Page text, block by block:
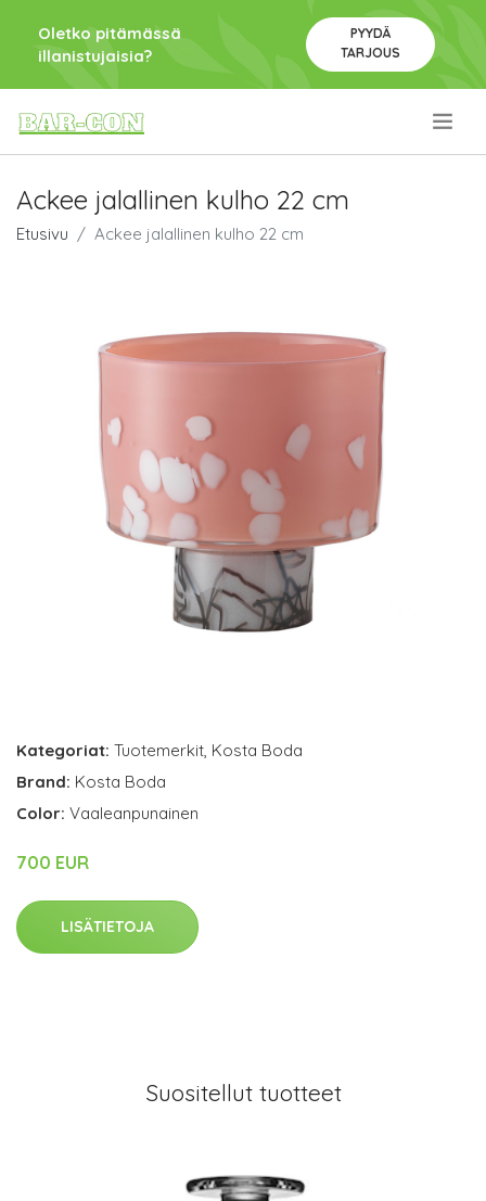
Oletko pitämässä
illanistujaisia?
PYYDÄ
TARJOUS
Ackee jalallinen kulho 22 cm
Etusivu Ackee jalallinen kulho 22 cm
Kategoriat: Tuotemerkit, Kosta Boda
Brand: Kosta Boda
Color: Vaaleanpunainen
700 EUR
LISÄTIETOJA
Suositellut tuotteet